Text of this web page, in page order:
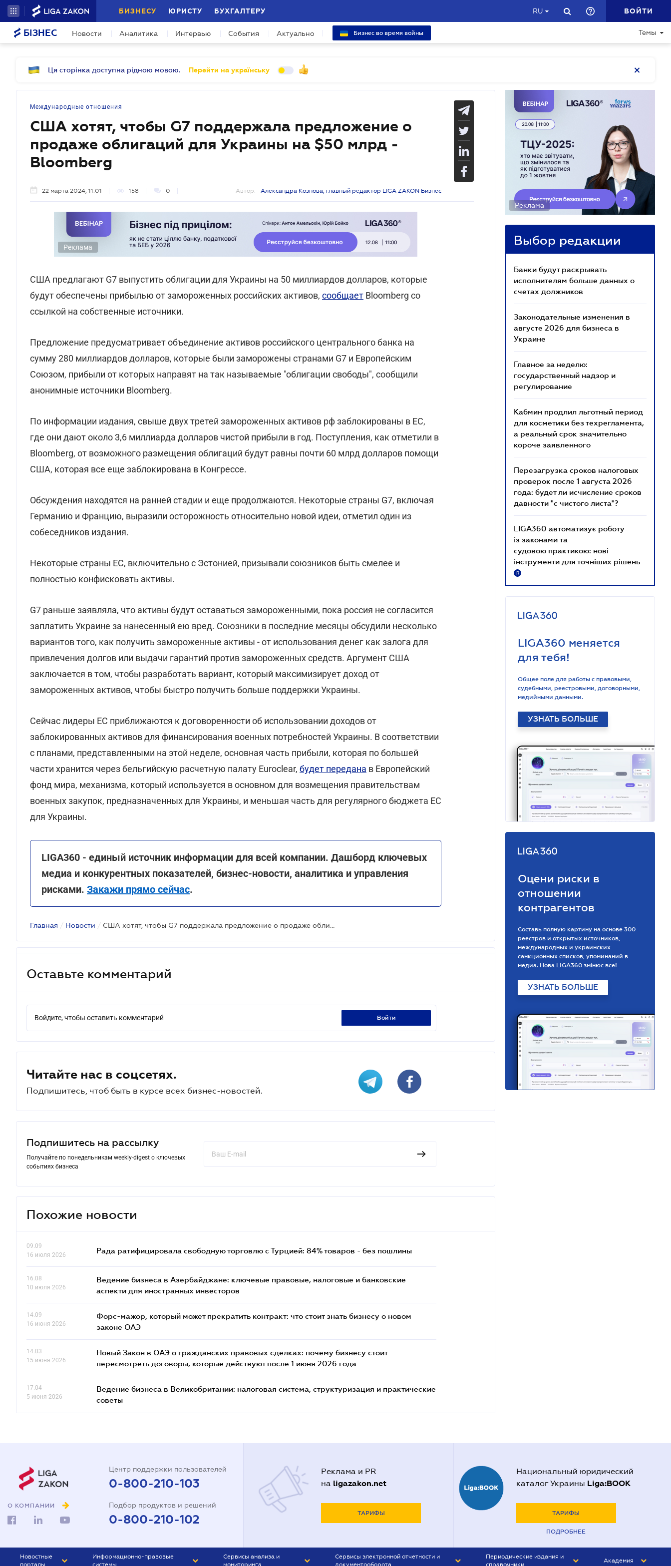
БИЗНЕСУ ЮРИСТУ БУХГАЛТЕРУ RU ВОЙТИ
БІЗНЕС Новости Аналитика Интервью События Актуально Бизнес во время войны Темы
Ця сторінка доступна рідною мовою. Перейти на українську
Международные отношения
США хотят, чтобы G7 поддержала предложение о
продаже облигаций для Украины на $50 млрд -
Bloomberg
22 марта 2024, 11:01 158 0 Автор: Александра Кознова, главный редактор LIGA ZAKON Бизнес
Реклама
США предлагают G7 выпустить облигации для Украины на 50 миллиардов долларов, которые
будут обеспечены прибылью от замороженных российских активов, сообщает Bloomberg со
ссылкой на собственные источники.
Предложение предусматривает объединение активов российского центрального банка на
сумму 280 миллиардов долларов, которые были заморожены странами G7 и Европейским
Союзом, прибыли от которых направят на так называемые "облигации свободы", сообщили
анонимные источники Bloomberg.
По информации издания, свыше двух третей замороженных активов рф заблокированы в ЕС,
где они дают около 3,6 миллиарда долларов чистой прибыли в год. Поступления, как отметили в
Bloomberg, от возможного размещения облигаций будут равны почти 60 млрд долларов помощи
США, которая все еще заблокирована в Конгрессе.
Обсуждения находятся на ранней стадии и еще продолжаются. Некоторые страны G7, включая
Германию и Францию, выразили осторожность относительно новой идеи, отметил один из
собеседников издания.
Некоторые страны ЕС, включительно с Эстонией, призывали союзников быть смелее и
полностью конфисковать активы.
G7 раньше заявляла, что активы будут оставаться замороженными, пока россия не согласится
заплатить Украине за нанесенный ею вред. Союзники в последние месяцы обсудили несколько
вариантов того, как получить замороженные активы - от использования денег как залога для
привлечения долгов или выдачи гарантий против замороженных средств. Аргумент США
заключается в том, чтобы разработать вариант, который максимизирует доход от
замороженных активов, чтобы быстро получить больше поддержки Украины.
Сейчас лидеры ЕС приближаются к договоренности об использовании доходов от
заблокированных активов для финансирования военных потребностей Украины. В соответствии
с планами, представленными на этой неделе, основная часть прибыли, которая по большей
части хранится через бельгийскую расчетную палату Euroclear, будет передана в Европейский
фонд мира, механизма, который используется в основном для возмещения правительствам
военных закупок, предназначенных для Украины, и меньшая часть для регулярного бюджета ЕС
для Украины.
LIGA360 - единый источник информации для всей компании. Дашборд ключевых
медиа и конкурентных показателей, бизнес-новости, аналитика и управления
рисками. Закажи прямо сейчас.
Главная / Новости / США хотят, чтобы G7 поддержала предложение о продаже облигаций для Украины на $50 млрд - Bloomberg
Оставьте комментарий
Войдите, чтобы оставить комментарий войти
Читайте нас в соцсетях.
Подпишитесь, чтоб быть в курсе всех бизнес-новостей.
Подпишитесь на рассылку
Получайте по понедельникам weekly-digest о ключевых
событиях бизнеса
Похожие новости
09.09
16 июля 2026
Рада ратифицировала свободную торговлю с Турцией: 84% товаров - без пошлины
16.08
10 июля 2026
Ведение бизнеса в Азербайджане: ключевые правовые, налоговые и банковские
аcпекти для иностранных инвесторов
14.09
16 июня 2026
Форс-мажор, который может прекратить контракт: что стоит знать бизнесу о новом
законе ОАЭ
14.03
15 июня 2026
Новый Закон в ОАЭ о гражданских правовых сделках: почему бизнесу стоит
пересмотреть договоры, которые действуют после 1 июня 2026 года
17.04
5 июня 2026
Ведение бизнеса в Великобритании: налоговая система, структуризация и практические
советы
Реклама
Выбор редакции
Банки будут раскрывать
исполнителям больше данных о
счетах должников
Законодательные изменения в
августе 2026 для бизнеса в
Украине
Главное за неделю:
государственный надзор и
регулирование
Кабмин продлил льготный период
для косметики без техрегламента,
а реальный срок значительно
короче заявленного
Перезагрузка сроков налоговых
проверок после 1 августа 2026
года: будет ли исчисление сроков
давности "с чистого листа"?
LIGA360 автоматизує роботу
із законами та
судовою практикою: нові
інструменти для точніших рішень
R
LIGA360 меняется
для тебя!
Общее поле для работы с правовыми,
судебными, реестровыми, договорными,
медийными данными.
УЗНАТЬ БОЛЬШЕ
Оцени риски в
отношении
контрагентов
Составь полную картину на основе 300
реестров и открытых источников,
международных и украинских
санкционных списков, упоминаний в
медиа. Нова LIGA360 змінює все!
УЗНАТЬ БОЛЬШЕ
О КОМПАНИИ
Центр поддержки пользователей
0-800-210-103
Подбор продуктов и решений
0-800-210-102
Реклама и PR
на ligazakon.net
ТАРИФЫ
Национальный юридический
каталог Украины Liga:BOOK
ТАРИФЫ
ПОДРОБНЕЕ
Новостные
порталы
Информационно-правовые
системы
Сервисы анализа и
мониторинга
Сервисы электронной отчетности и
документооборота
Периодические издания и
справочники
Академия